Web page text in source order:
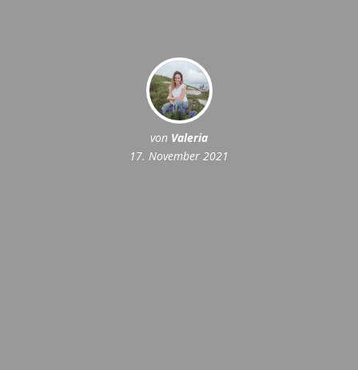
von Valeria
17. November 2021